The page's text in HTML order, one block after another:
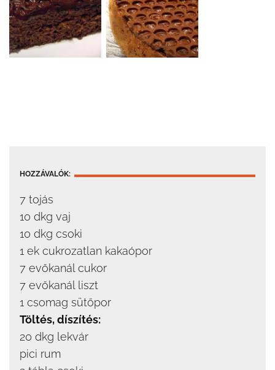
HOZZÁVALÓK:
7 tojás
10 dkg vaj
10 dkg csoki
1 ek cukrozatlan kakaópor
7 evőkanál cukor
7 evőkanál liszt
1 csomag sütőpor
Töltés, díszítés:
20 dkg lekvár
pici rum